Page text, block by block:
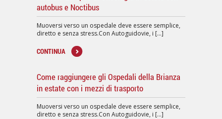
autobus e Noctibus
Muoversi verso un ospedale deve essere semplice,
diretto e senza stress.Con Autoguidovie, i [...]
CONTINUA
Come raggiungere gli Ospedali della Brianza
in estate con i mezzi di trasporto
Muoversi verso un ospedale deve essere semplice,
diretto e senza stress.Con Autoguidovie, i [...]